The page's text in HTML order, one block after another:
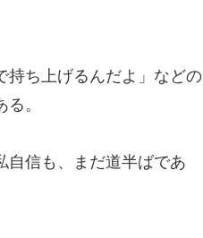
持ち上げるんだよ」などの
。
自信も、まだ道半ばであ